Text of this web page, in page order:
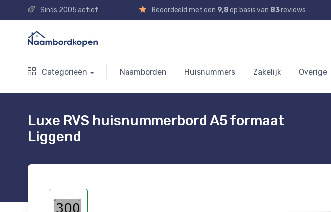
Sinds 2005 actief Beoordeeld met een 9,8 op basis van 83reviews
Categorieën Naamborden Huisnummers Zakelijk Overige
Luxe RVS huisnummerbord A5 formaat
Liggend